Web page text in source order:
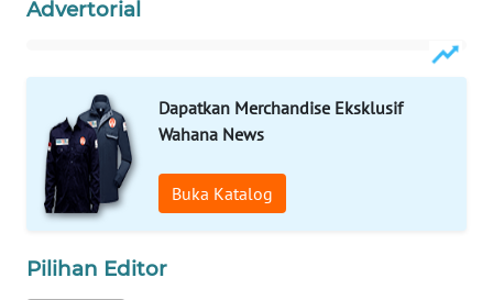
Advertorial
Dapatkan Merchandise Eksklusif
Wahana News
Buka Katalog
Pilihan Editor
WN
WN
MANDALIKA
WN
LIKUPANG
WN